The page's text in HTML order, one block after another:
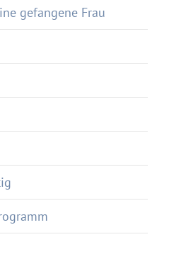
gefangene Frau